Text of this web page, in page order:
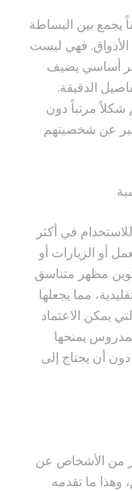
يجمع بين البساطة
فهي ليست
أساسي يضيف
الدقيقة.
مرتباً دون
عن شخصيتهم
في أكثر
أو الزيارات أو
مظهر متناسق
مما يجعلها
يمكن الاعتماد
يمنحها
أن يحتاج إلى
من الأشخاص عن
وهذا ما تقدمه